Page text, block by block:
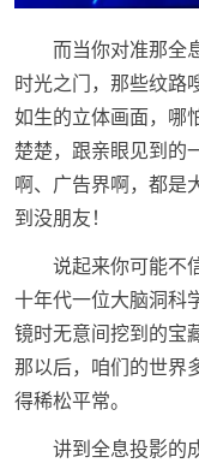
而当你对准那全
时光之门，那些纹路
如生的立体画面，哪
楚楚，跟亲眼见到的
啊、广告界啊，都是
到没朋友！
说起来你可能不
十年代一位大脑洞科
镜时无意间挖到的
那以后，咱们的世界
得稀松平常。
讲到全息投影的